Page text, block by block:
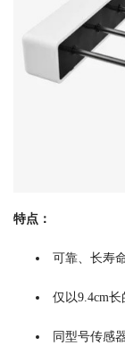
特点：
可靠、长寿
仅以9.4cm
同型号传感